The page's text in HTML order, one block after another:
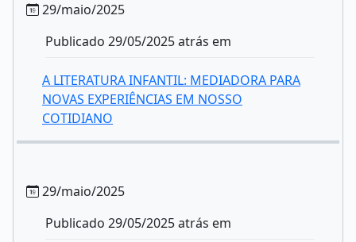
29/maio/2025
Publicado 29/05/2025 atrás em
A LITERATURA INFANTIL: MEDIADORA PARA
NOVAS EXPERIÊNCIAS EM NOSSO
COTIDIANO
29/maio/2025
Publicado 29/05/2025 atrás em